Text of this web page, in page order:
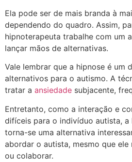
Ela pode ser de mais branda à
dependendo do quadro. Assim,
hipnoterapeuta trabalhe com um
lançar mãos de alternativas.
Vale lembrar que a hipnose é um
alternativos para o autismo. A
tratar a ansiedade subjacente,
Entretanto, como a interação e
difíceis para o indivíduo autista, a
torna-se uma alternativa
abordar o autista, mesmo que
ou colaborar.